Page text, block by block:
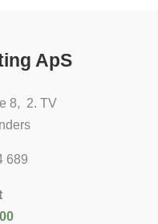
ApS
8, 2. TV
689